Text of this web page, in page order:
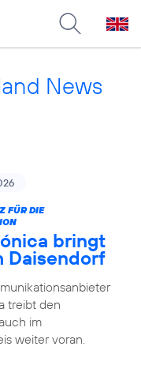
News
FÜR DIE
bringt
Daisendorf
treibt den
im
weiter voran.